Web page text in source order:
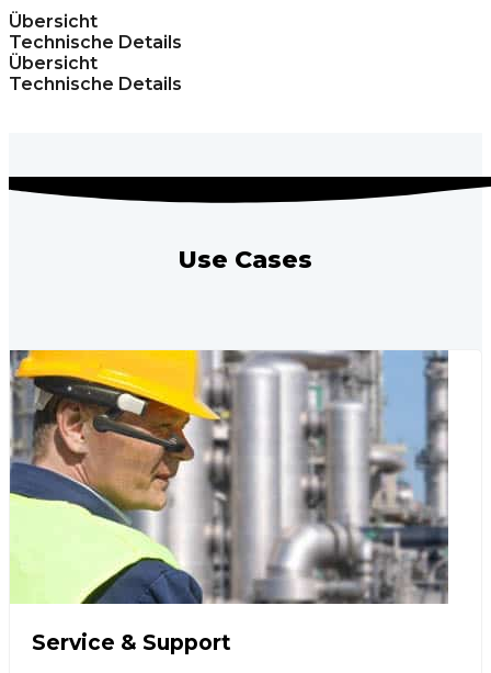
Übersicht
Technische Details
Übersicht
Technische Details
Use Cases
Service & Support